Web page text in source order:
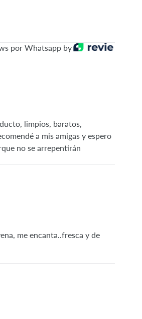
por Whatsapp by
limpios, baratos,
a mis amigas y espero
no se arrepentirán
me encanta..fresca y de